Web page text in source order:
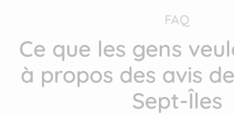
FAQ
Ce que les gens
à propos des avis
Sept-Îles